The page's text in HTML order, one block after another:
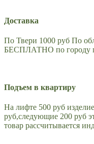
Доставка
По Твери 1000 руб По
БЕСПЛАТНО по городу
Подъем в квартиру
На лифте 500 руб
руб,следующие 200 руб
товар рассчитывается